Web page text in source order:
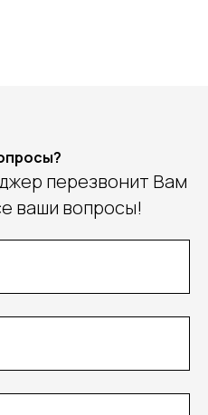
перезвонит Вам
ваши вопросы!